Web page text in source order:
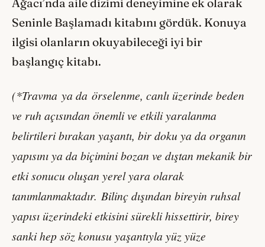
Ağacı’nda aile dizimi deneyimine ek olarak
Seninle Başlamadı kitabını gördük. Konuya
ilgisi olanların okuyabileceği iyi bir
başlangıç kitabı.
(*Travma ya da örselenme, canlı üzerinde beden
ve ruh açısından önemli ve etkili yaralanma
belirtileri bırakan yaşantı, bir doku ya da organın
yapısını ya da biçimini bozan ve dıştan mekanik bir
etki sonucu oluşan yerel yara olarak
tanımlanmaktadır. Bilinç dışından bireyin ruhsal
yapısı üzerindeki etkisini sürekli hissettirir, birey
sanki hep söz konusu yaşantıyla yüz yüze